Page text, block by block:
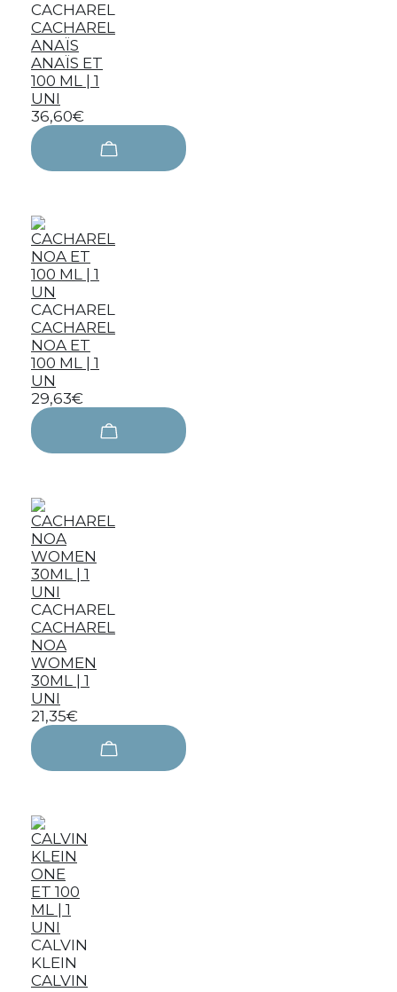
CACHAREL
CACHAREL
ANAÏS
ANAÏS ET
100 ML | 1
UNI
36,60€
CACHAREL
CACHAREL
NOA ET
100 ML | 1
UN
29,63€
CACHAREL
CACHAREL
NOA
WOMEN
30ML | 1
UNI
21,35€
CALVIN
KLEIN
CALVIN